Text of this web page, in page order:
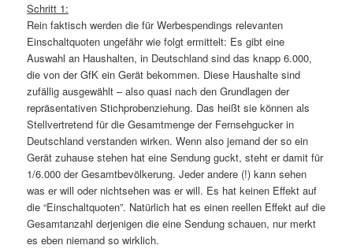
Schritt 1:
Rein faktisch werden die für Werbespendings relevanten
Einschaltquoten ungefähr wie folgt ermittelt: Es gibt eine
Auswahl an Haushalten, in Deutschland sind das knapp 6.000,
die von der GfK ein Gerät bekommen. Diese Haushalte sind
zufällig ausgewählt – also quasi nach den Grundlagen der
repräsentativen Stichprobenziehung. Das heißt sie können als
Stellvertretend für die Gesamtmenge der Fernsehgucker in
Deutschland verstanden wirken. Wenn also jemand der so ein
Gerät zuhause stehen hat eine Sendung guckt, steht er damit für
1/6.000 der Gesamtbevölkerung. Jeder andere (!) kann sehen
was er will oder nichtsehen was er will. Es hat keinen Effekt auf
die “Einschaltquoten”. Natürlich hat es einen reellen Effekt auf die
Gesamtanzahl derjenigen die eine Sendung schauen, nur merkt
es eben niemand so wirklich.